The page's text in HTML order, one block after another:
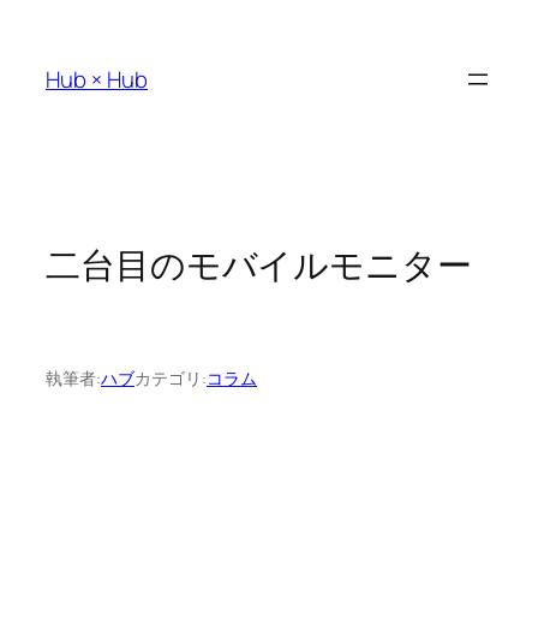
Hub × Hub
二台目のモバイルモニター
執筆者:ハブカテゴリ:コラム